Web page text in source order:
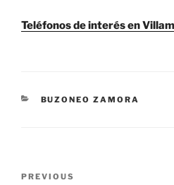
Teléfonos de interés en
CATEGORIES
BUZONEO ZAMORA
Previous
PREVIOUS